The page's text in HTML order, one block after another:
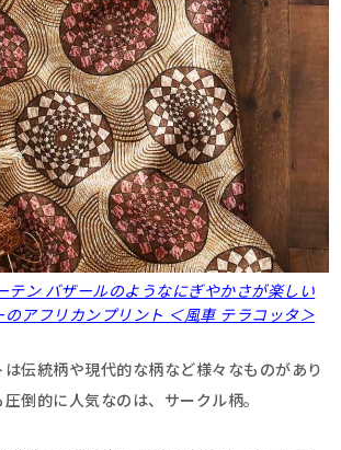
テン バザールのようなにぎやかさが楽しい
アフリカンプリント ＜風車 テラコッタ＞
伝統柄や現代的な柄など様々なものがあり
倒的に人気なのは、サークル柄。